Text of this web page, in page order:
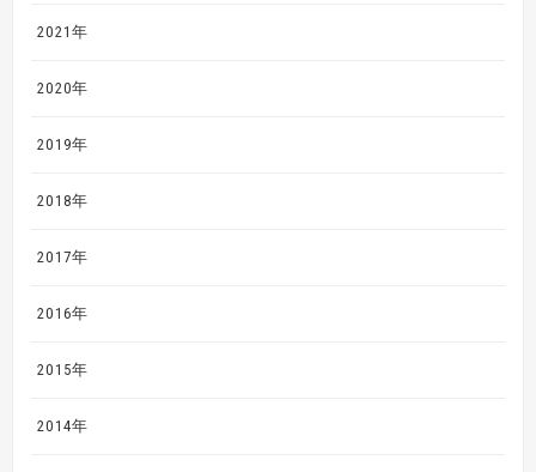
2021年
2020年
2019年
2018年
2017年
2016年
2015年
2014年